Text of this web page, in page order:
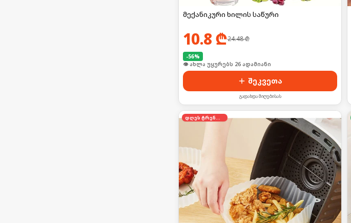
მექანიკური ხილის საწური
10.8₾24.48₾
-56%
👁 ახლა უყურებს 26 ადამიანი
შეკვეთა
გადახდა მიღებისას
დღეს ტრენდში